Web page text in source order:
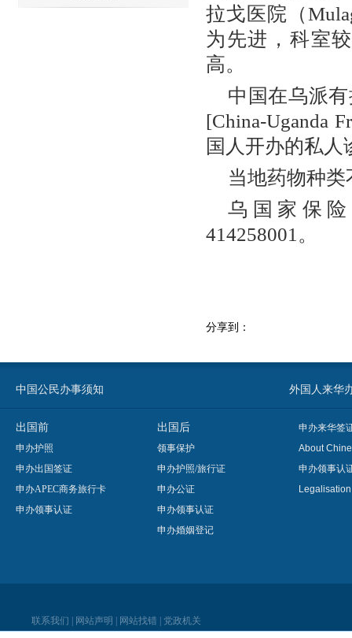
拉戈医院（
为先进，科室
高。
中国在乌派
[China-Uganda
国人开办的私人
当地药物种
乌国家保
414258001。
分享到：
中国公民办事须知 外国人来华
出国前
申办护照
申办出国签证
申办APEC商务旅行卡
申办领事认证
出国后
领事保护
申办护照/旅行证
申办公证
申办领事认证
申办婚姻登记
申办来华签
About
申办领事认
联系我们 网站声明 网站找错 党政机关